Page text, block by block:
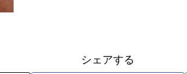
シェアする